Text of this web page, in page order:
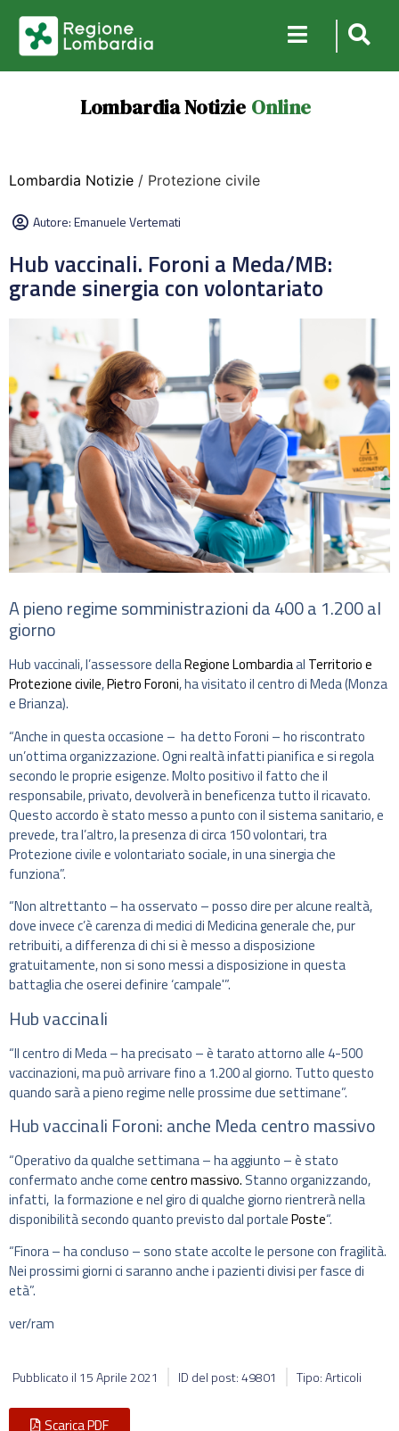
Lombardia Notizie Online
Lombardia Notizie / Protezione civile
Autore:Emanuele Vertemati
Hub vaccinali. Foroni a Meda/MB:
grande sinergia con volontariato
A pieno regime somministrazioni da 400 a 1.200 al
giorno
Hub vaccinali, l’assessore dellaRegione Lombardiaal Territorio e
Protezione civile,Pietro Foroni, ha visitato il centro di Meda (Monza
e Brianza).
“Anche in questa occasione – ha detto Foroni – ho riscontrato
un’ottima organizzazione. Ogni realtà infatti pianifica e si regola
secondo le proprie esigenze. Molto positivo il fatto che il
responsabile, privato, devolverà in beneficenza tutto il ricavato.
Questo accordo è stato messo a punto con il sistema sanitario, e
prevede, tra l’altro, la presenza di circa 150 volontari, tra
Protezione civile e volontariato sociale, in una sinergia che
funziona”.
“Non altrettanto – ha osservato – posso dire per alcune realtà,
dove invece c’è carenza di medici di Medicina generale che, pur
retribuiti, a differenza di chi si è messo a disposizione
gratuitamente, non si sono messi a disposizione in questa
battaglia che oserei definire ‘campale'”.
Hub vaccinali
“Il centro di Meda – ha precisato – è tarato attorno alle 4-500
vaccinazioni, ma può arrivare fino a 1.200 al giorno. Tutto questo
quando sarà a pieno regime nelle prossime due settimane”.
Hub vaccinali Foroni: anche Meda centro massivo
“Operativo da qualche settimana – ha aggiunto – è stato
confermato anche comecentro massivo. Stanno organizzando,
infatti, la formazione e nel giro di qualche giorno rientrerà nella
disponibilità secondo quanto previsto dal portalePoste“.
“Finora – ha concluso – sono state accolte le persone con fragilità.
Nei prossimi giorni ci saranno anche i pazienti divisi per fasce di
età”.
ver/ram
Pubblicato il 15 Aprile 2021 ID del post: 49801 Tipo: Articoli
Scarica PDF